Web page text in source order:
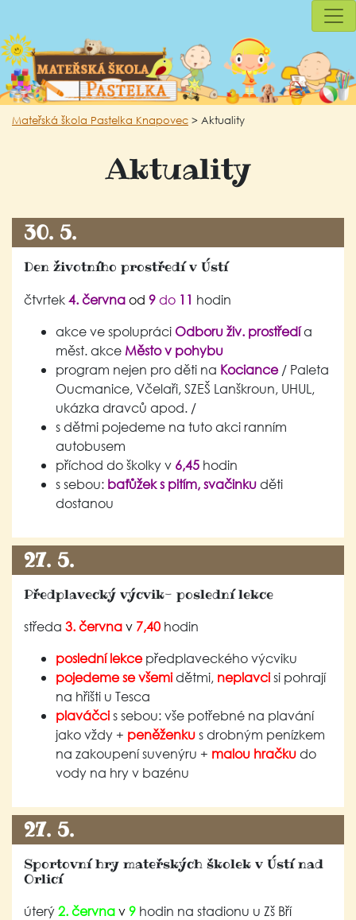
Mateřská škola Pastelka Knapovec > Aktuality
Aktuality
30. 5.
Den životního prostředí v Ústí
čtvrtek4. červnaod 9do 11 hodin
akce ve spolupráci Odboru živ. prostředía
měst. akce Město v pohybu
program nejen pro děti na Kociance / Paleta
Oucmanice, Včelaři, SZEŠ Lanškroun, UHUL,
ukázka dravců apod. /
s dětmi pojedeme na tuto akci ranním
autobusem
příchod do školky v 6,45 hodin
s sebou: baťůžek s pitím, svačinkuděti
dostanou
27. 5.
Předplavecký výcvik- poslední lekce
středa 3. červnav 7,40 hodin
poslední lekcepředplaveckého výcviku
pojedeme se všemidětmi, neplavcisi pohrají
na hřišti u Tesca
plaváčcis sebou: vše potřebné na plavání
jako vždy + peněženkus drobným penízkem
na zakoupení suvenýru + malou hračkudo
vody na hry v bazénu
27. 5.
Sportovní hry mateřských školek v Ústí nad
Orlicí
úterý2. červnav9 hodin na stadionu u Zš Bří